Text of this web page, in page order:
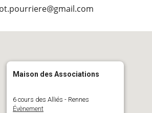
Maison des Associations
6 cours des Alliés - Rennes
Évènement